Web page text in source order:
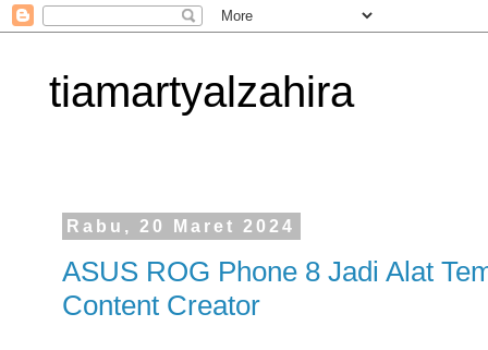
tiamartyalzahira
Rabu, 20 Maret 2024
ASUS ROG Phone 8 Jadi Alat
Content Creator